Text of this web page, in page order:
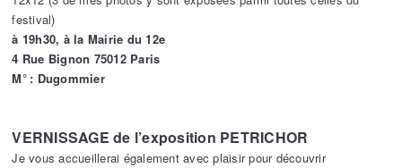
festival)
à 19h30, à la Mairie du 12e
4 Rue Bignon 75012 Paris
M° : Dugommier
VERNISSAGE de l’exposition PETRICHOR
Je vous accueillerai également avec plaisir pour découvrir